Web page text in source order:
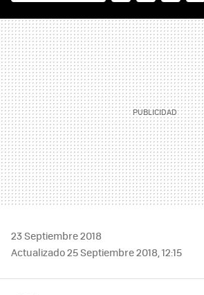
23 Septiembre 2018
Actualizado 25 Septiembre 2018, 12:15